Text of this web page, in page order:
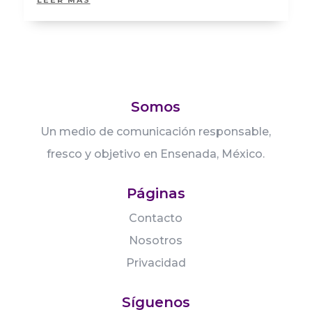
Somos
Un medio de comunicación responsable,
fresco y objetivo en Ensenada, México.
Páginas
Contacto
Nosotros
Privacidad
Síguenos